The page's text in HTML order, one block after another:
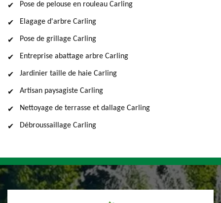
Pose de pelouse en rouleau Carling
Elagage d'arbre Carling
Pose de grillage Carling
Entreprise abattage arbre Carling
Jardinier taille de haie Carling
Artisan paysagiste Carling
Nettoyage de terrasse et dallage Carling
Débroussaillage Carling